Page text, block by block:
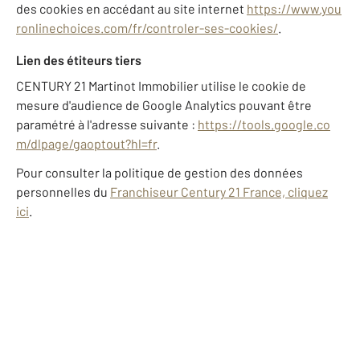
des cookies en accédant au site internet https://www.you
ronlinechoices.com/fr/controler-ses-cookies/.
Lien des étiteurs tiers
CENTURY 21 Martinot Immobilier utilise le cookie de
mesure d'audience de Google Analytics pouvant être
paramétré à l'adresse suivante : https://tools.google.co
m/dlpage/gaoptout?hl=fr.
Pour consulter la politique de gestion des données
personnelles du Franchiseur Century 21 France, cliquez
ici.